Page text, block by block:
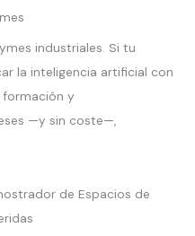
industriales. Si tu
la inteligencia artificial con
formación y
—y sin coste—,
de Espacios de